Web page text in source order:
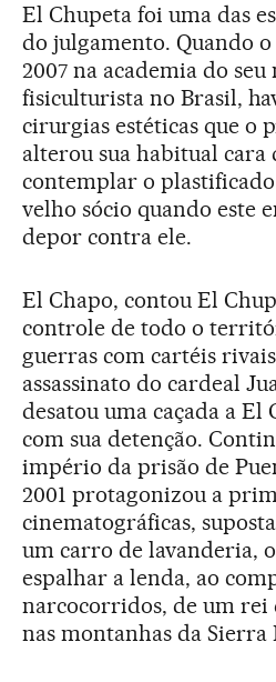
El Chupeta foi uma das
do julgamento. Quando
2007 na academia do
fisiculturista no Brasil,
cirurgias estéticas que o
alterou sua habitual cara
contemplar o plastificado
velho sócio quando este
depor contra ele.
El Chapo, contou El
controle de todo o
guerras com cartéis
assassinato do cardeal
desatou uma caçada a
com sua detenção.
império da prisão de
2001 protagonizou a
cinematográficas,
um carro de lavanderia,
espalhar a lenda, ao
narcocorridos, de um rei
nas montanhas da Sierra